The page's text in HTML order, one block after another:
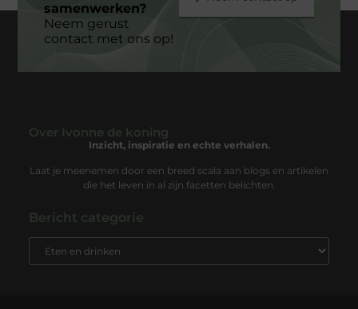
samenwerken?
Neem gerust
contact met ons op!
Over Ivonne de koning
Inzicht, inspiratie en echte verhalen.
Laat je meenemen door een breed scala aan blogs en artikelen
die het leven in al zijn facetten belichten.
Bericht categorie